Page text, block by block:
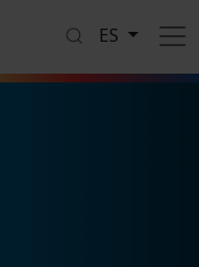
ES